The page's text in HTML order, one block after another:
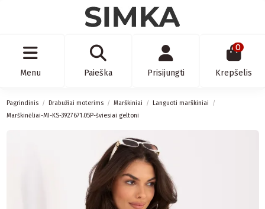
Menu Paieška Prisijungti
0
Krepšelis
Pagrindinis Drabužiai moterims Marškiniai
Languoti marškiniai
Marškinėliai-MI-KS-3927671.05P-šviesiai geltoni